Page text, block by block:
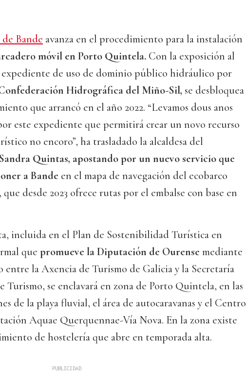
Bande avanza en el procedimiento para la instalación
móvil en Porto Quintela. Con la exposición al
de uso de dominio público hidráulico por
Hidrográfica del Miño-Sil, se desbloquea
que arrancó en el año 2022. “Levamos dous anos
este expediente que permitirá crear un novo recurso
no encoro”, ha trasladado la alcaldesa del
Sandra Quintas, apostando por un nuevo servicio que
a Bande en el mapa de navegación del ecobarco
desde 2023 ofrece rutas por el embalse con base en
incluida en el Plan de Sostenibilidad Turística en
que promueve la Diputación de Ourense mediante
entre la Axencia de Turismo de Galicia y la Secretaría
Turismo, se enclavará en zona de Porto Quintela, en las
de la playa fluvial, el área de autocaravanas y el Centro
Aquae Querquennae-Vía Nova. En la zona existe
de hostelería que abre en temporada alta.